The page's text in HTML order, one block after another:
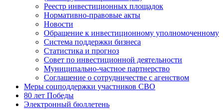
Реестр инвестиционных площадок
Нормативно-правовые акты
Новости
Обращение к инвестиционному уполномоченному
Система поддержки бизнеса
Статистика и прогноз
Совет по инвестиционной деятельности
Муниципально-частное партнерство
Соглашение о сотрудничестве с агенством
Меры соцподдержки участников СВО
80 лет Победы
Электронный бюллетень